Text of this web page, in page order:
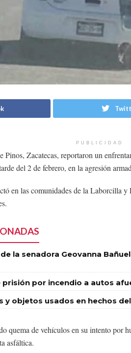
PUBLICIDAD
Pinos, Zacatecas, reportaron un
del 2 de febrero, en la agresión
en las comunidades de la Laborcilla
la senadora Geovanna
prisión por incendio a autos
y objetos usados en hechos
quema de vehículos en su intento por
asfáltica.